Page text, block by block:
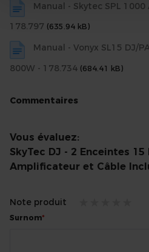
Manual - Skytec SPL
178.797 (635.94 kB)
Manual - Vonyx SL15 DJ/
800W - 178.734 (684.41 kB)
Commentaires
Vous évaluez:
SkyTec DJ - 2 Enceintes 15
Amplificateur et Câble
Note produit
Surnom